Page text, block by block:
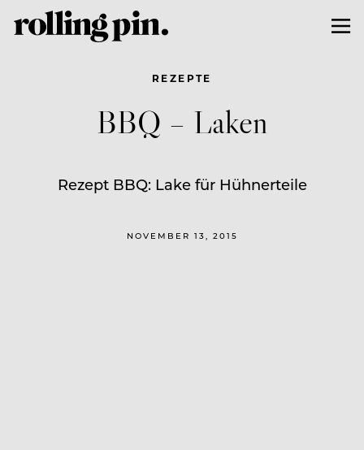
REZEPTE
BBQ – Laken
Rezept BBQ: Lake für Hühnerteile
NOVEMBER 13, 2015